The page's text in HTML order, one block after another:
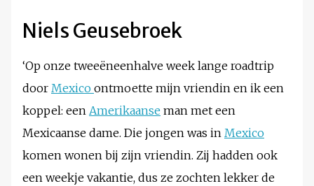
Niels Geusebroek
‘Op onze tweeëneenhalve week lange roadtrip
door Mexico ontmoette mijn vriendin en ik een
koppel: een Amerikaanse man met een
Mexicaanse dame. Die jongen was in Mexico
komen wonen bij zijn vriendin. Zij hadden ook
een weekje vakantie, dus ze zochten lekker de